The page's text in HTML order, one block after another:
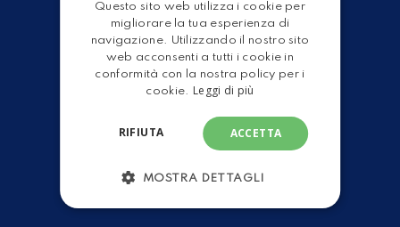
Gruppo Leader
Shop
ENGLISH
Questo sito web utilizza i cookie per
migliorare la tua esperienza di
navigazione. Utilizzando il nostro sito
web acconsenti a tutti i cookie in
conformità con la nostra policy per i
cookie. Leggi di più
ACCETTA
RIFIUTA
MOSTRA DETTAGLI